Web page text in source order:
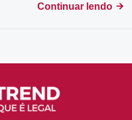
Continuar lendo